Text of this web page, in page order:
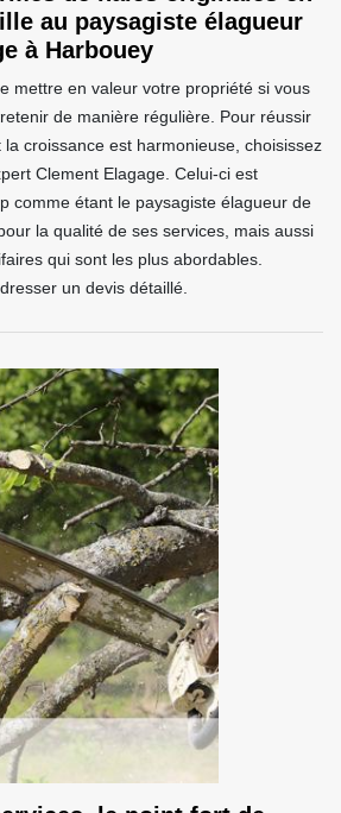
au paysagiste élagueur
à Harbouey
mettre en valeur votre propriété si vous
de manière régulière. Pour réussir
croissance est harmonieuse, choisissez
Clement Elagage. Celui-ci est
comme étant le paysagiste élagueur de
la qualité de ses services, mais aussi
qui sont les plus abordables.
un devis détaillé.